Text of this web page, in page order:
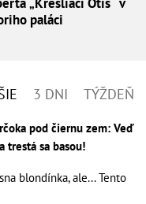
paláci
3 DNI TÝŽDEŇ
pod čiernu zem: Veď
trestá sa basou!
blondínka, ale... Tento